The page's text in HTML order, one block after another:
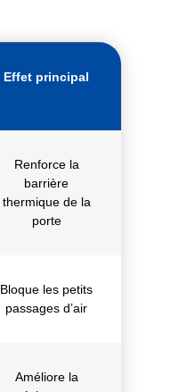
Effet principal
Renforce la
barrière
thermique de la
porte
Bloque les petits
passages d’air
Améliore la